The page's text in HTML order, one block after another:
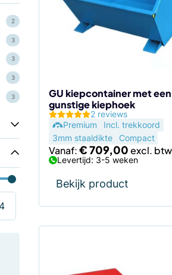
2
3
3
3
3
GU kiepcontainer met een
gunstige kiephoek
2 reviews
Premium
Incl. trekkoord
3mm staaldikte
Compact
Vanaf:€709,00
Levertijd: 3-5 weken
Bekijk product
Deze
de
productpagina